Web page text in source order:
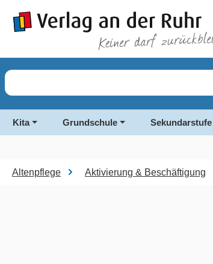
Zur Hauptnavigation springen
Kita Grundschule Sekundarstufe
Altenpflege Aktivierung & Beschäftigung